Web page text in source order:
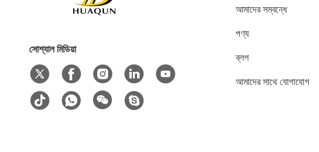
সোশ্যাল মিডিয়া
আমাদের সম্বন্ধে
পণ্য
ব্লগ
আমাদের সাথে যোগাযোগ